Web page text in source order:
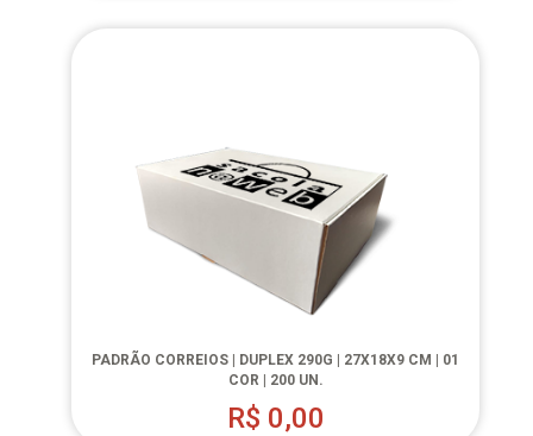
PADRÃO CORREIOS | DUPLEX 290G | 27X18X9 CM | 01
COR | 200 UN.
R$ 0,00